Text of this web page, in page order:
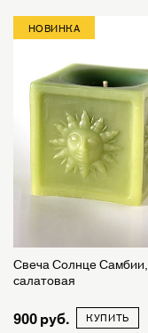
НОВИНКА
Свеча Солнце Самбии,
салатовая
900 КУПИТЬ